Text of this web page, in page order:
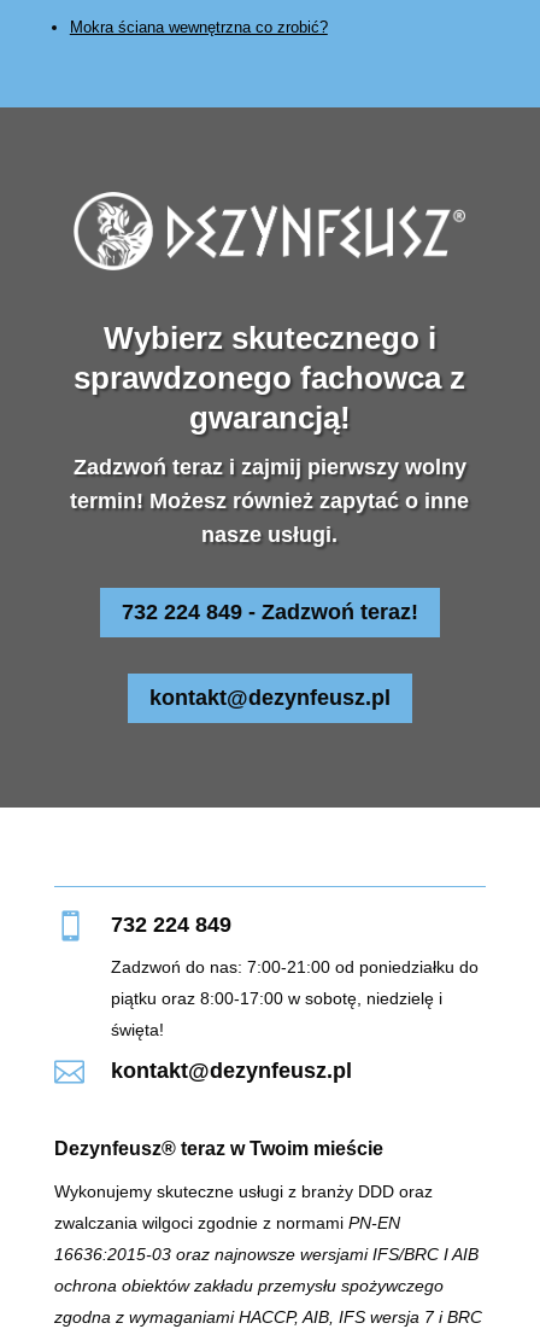
Mokra ściana wewnętrzna co zrobić?
Wybierz skutecznego i
sprawdzonego fachowca z
gwarancją!
Zadzwoń teraz i zajmij pierwszy wolny
termin! Możesz również zapytać o inne
nasze usługi.
732 224 849 - Zadzwoń teraz!
kontakt@dezynfeusz.pl
 732 224 849
Zadzwoń do nas: 7:00-21:00 od poniedziałku do
piątku oraz 8:00-17:00 w sobotę, niedzielę i
święta!
 kontakt@dezynfeusz.pl
Dezynfeusz® teraz w Twoim mieście
Wykonujemy skuteczne usługi z branży DDD oraz
zwalczania wilgoci zgodnie z normami PN-EN
16636:2015-03 oraz najnowsze wersjami IFS/BRC I AIB
ochrona obiektów zakładu przemysłu spożywczego
zgodna z wymaganiami HACCP, AIB, IFS wersja 7 i BRC